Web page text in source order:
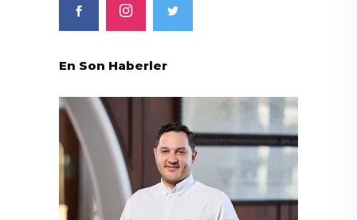
En Son Haberler